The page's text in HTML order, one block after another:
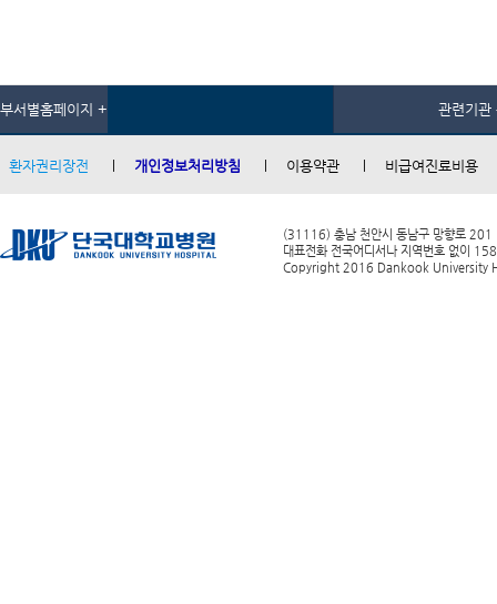
부서별홈페이지 + 관련기관
환자권리장전 개인정보처리방침 이용약관 비급여진료비용
(31116) 충남 천안시 동남구 망향로 201
대표전화 전국어디서나 지역번호 없이
Copyright 2016 Dankook University